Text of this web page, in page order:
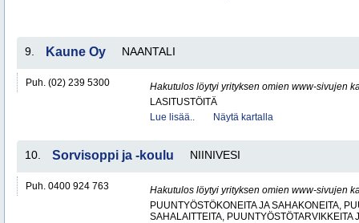
9. Kaune Oy NAANTALI
Puh. (02) 239 5300
Hakutulos löytyi yrityksen omien www-sivujen
LASITUSTÖITÄ
Lue lisää..
Näytä kartalla
10. Sorvisoppi ja -koulu NIINIVESI
Puh. 0400 924 763
Hakutulos löytyi yrityksen omien www-sivujen
PUUNTYÖSTÖKONEITA JA SAHAKONEITA,
SAHALAITTEITA, PUUNTYÖSTÖTARVIKKEITA